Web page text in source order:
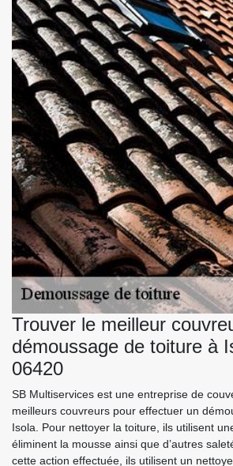
Trouver le meilleur
démoussage de toiture à
06420
SB Multiservices est une entreprise de
meilleurs couvreurs pour effectuer un
Isola. Pour nettoyer la toiture, ils utilisent
éliminent la mousse ainsi que d’autres
cette action effectuée, ils utilisent un